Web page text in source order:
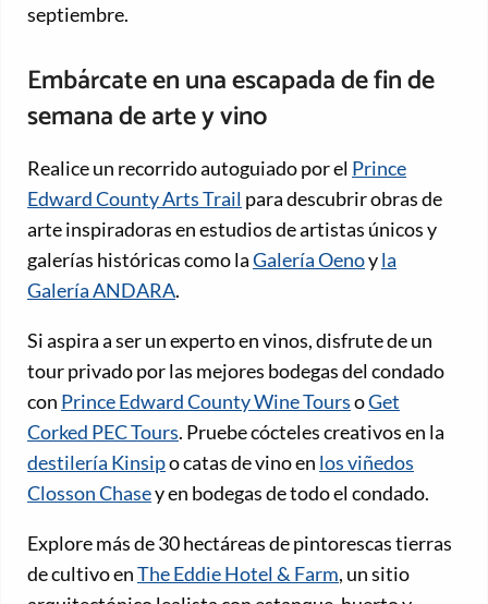
septiembre.
Embárcate en una escapada de fin de
semana de arte y vino
Realice un recorrido autoguiado por el Prince
Edward County Arts Trail para descubrir obras de
arte inspiradoras en estudios de artistas únicos y
galerías históricas como laGalería Oenoyla
Galería ANDARA.
Si aspira a ser un experto en vinos, disfrute de un
tour privado por las mejores bodegas del condado
con Prince Edward County Wine ToursoGet
Corked PEC Tours. Pruebe cócteles creativos en la
destilería Kinsipo catas de vino en los viñedos
Closson Chasey en bodegas de todo el condado.
Explore más de 30 hectáreas de pintorescas tierras
de cultivo enThe Eddie Hotel & Farm, un sitio